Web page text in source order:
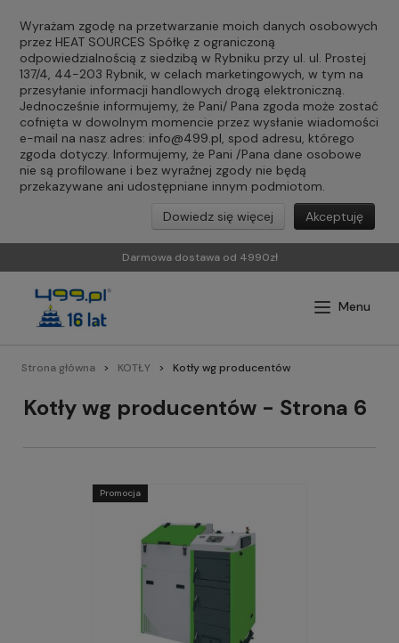
Wyrażam zgodę na przetwarzanie moich danych osobowych
przez HEAT SOURCES Spółkę z ograniczoną
odpowiedzialnością z siedzibą w Rybniku przy ul. ul. Prostej
137/4, 44-203 Rybnik, w celach marketingowych, w tym na
przesyłanie informacji handlowych drogą elektroniczną.
Jednocześnie informujemy, że Pani/ Pana zgoda może zostać
cofnięta w dowolnym momencie przez wysłanie wiadomości
e-mail na nasz adres: info@499.pl, spod adresu, którego
zgoda dotyczy. Informujemy, że Pani /Pana dane osobowe
nie są profilowane i bez wyraźnej zgody nie będą
przekazywane ani udostępniane innym podmiotom.
Akceptuję
Dowiedz się więcej
Darmowa dostawa od 4990zł
Strona główna KOTŁY Kotły wg producentów
Kotły wg producentów - Strona 6
Promocja